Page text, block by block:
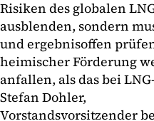
Risiken des globalen
ausblenden, sondern
und ergebnisoffen
heimischer Förderung
anfallen, als das bei
Stefan Dohler,
Vorstandsvorsitzender